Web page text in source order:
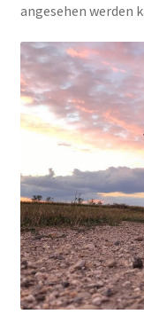
angesehen werden